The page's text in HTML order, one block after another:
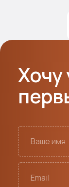
+7 (919) 670 99
Александр
Вопросы по
+7 (927) 667 67 13